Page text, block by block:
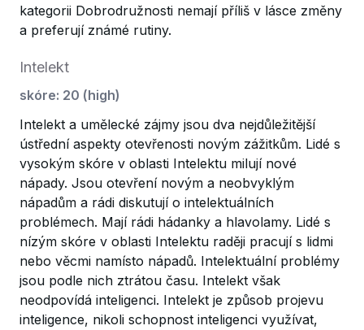
kategorii Dobrodružnosti nemají příliš v lásce změny
a preferují známé rutiny.
Intelekt
skóre: 20 (high)
Intelekt a umělecké zájmy jsou dva nejdůležitější
ústřední aspekty otevřenosti novým zážitkům. Lidé s
vysokým skóre v oblasti Intelektu milují nové
nápady. Jsou otevření novým a neobvyklým
nápadům a rádi diskutují o intelektuálních
problémech. Mají rádi hádanky a hlavolamy. Lidé s
nízým skóre v oblasti Intelektu raději pracují s lidmi
nebo věcmi namísto nápadů. Intelektuální problémy
jsou podle nich ztrátou času. Intelekt však
neodpovídá inteligenci. Intelekt je způsob projevu
inteligence, nikoli schopnost inteligenci využívat,